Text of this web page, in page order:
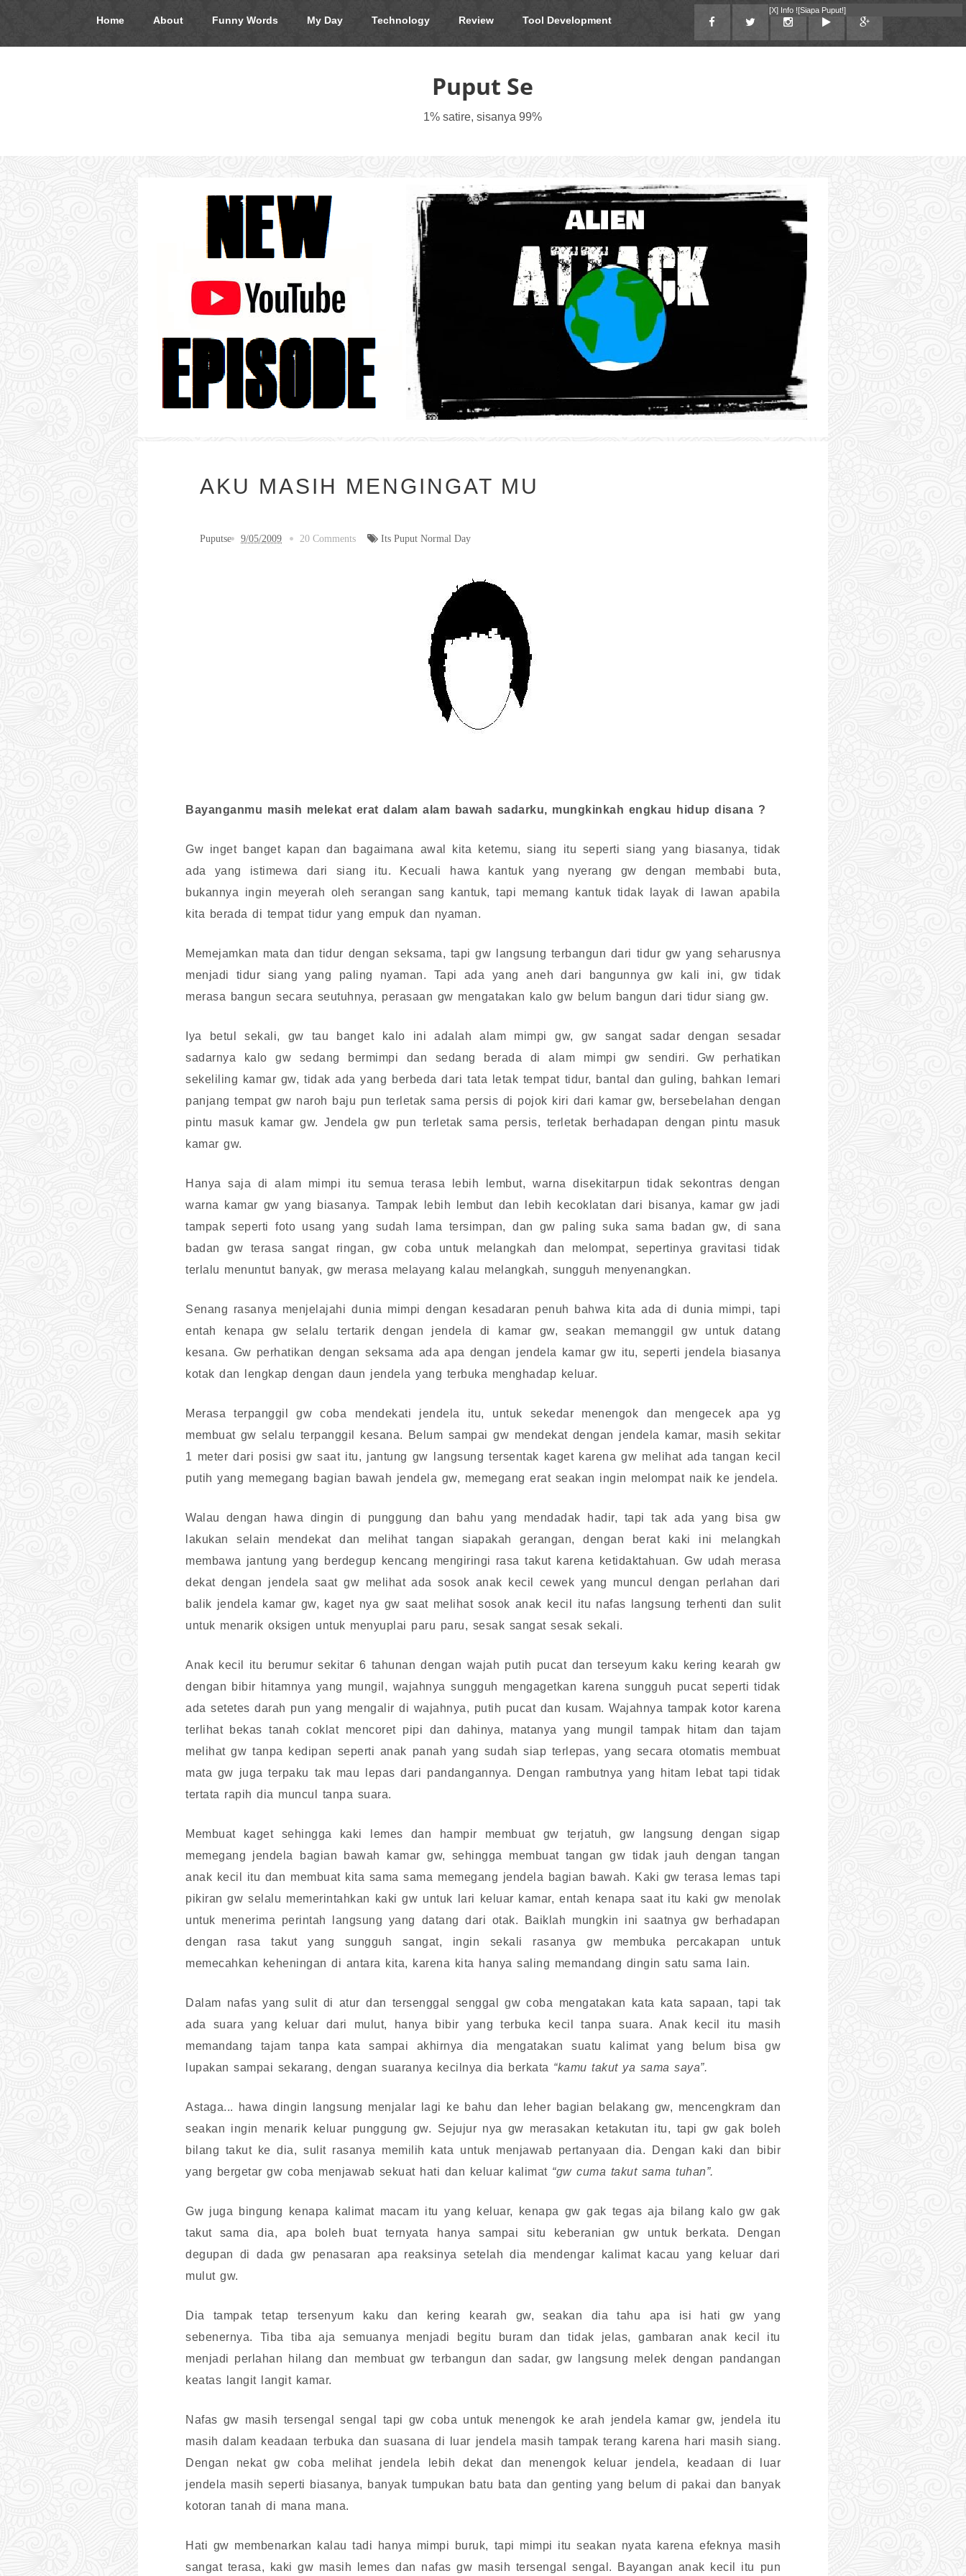
Home About Funny Words My Day Technology Review Tool Development
Puput Se
1% satire, sisanya 99%
AKU MASIH MENGINGAT MU
Puputse 9/05/2009 20 Comments Its Puput Normal Day
Bayanganmu masih melekat erat dalam alam bawah sadarku, mungkinkah engkau hidup disana ?
Gw inget banget kapan dan bagaimana awal kita ketemu, siang itu seperti siang yang biasanya, tidak
ada yang istimewa dari siang itu. Kecuali hawa kantuk yang nyerang gw dengan membabi buta,
bukannya ingin meyerah oleh serangan sang kantuk, tapi memang kantuk tidak layak di lawan apabila
kita berada di tempat tidur yang empuk dan nyaman.
Memejamkan mata dan tidur dengan seksama, tapi gw langsung terbangun dari tidur gw yang seharusnya
menjadi tidur siang yang paling nyaman. Tapi ada yang aneh dari bangunnya gw kali ini, gw tidak
merasa bangun secara seutuhnya, perasaan gw mengatakan kalo gw belum bangun dari tidur siang gw.
Iya betul sekali, gw tau banget kalo ini adalah alam mimpi gw, gw sangat sadar dengan sesadar
sadarnya kalo gw sedang bermimpi dan sedang berada di alam mimpi gw sendiri. Gw perhatikan
sekeliling kamar gw, tidak ada yang berbeda dari tata letak tempat tidur, bantal dan guling, bahkan lemari
panjang tempat gw naroh baju pun terletak sama persis di pojok kiri dari kamar gw, bersebelahan dengan
pintu masuk kamar gw. Jendela gw pun terletak sama persis, terletak berhadapan dengan pintu masuk
kamar gw.
Hanya saja di alam mimpi itu semua terasa lebih lembut, warna disekitarpun tidak sekontras dengan
warna kamar gw yang biasanya. Tampak lebih lembut dan lebih kecoklatan dari bisanya, kamar gw jadi
tampak seperti foto usang yang sudah lama tersimpan, dan gw paling suka sama badan gw, di sana
badan gw terasa sangat ringan, gw coba untuk melangkah dan melompat, sepertinya gravitasi tidak
terlalu menuntut banyak, gw merasa melayang kalau melangkah, sungguh menyenangkan.
Senang rasanya menjelajahi dunia mimpi dengan kesadaran penuh bahwa kita ada di dunia mimpi, tapi
entah kenapa gw selalu tertarik dengan jendela di kamar gw, seakan memanggil gw untuk datang
kesana. Gw perhatikan dengan seksama ada apa dengan jendela kamar gw itu, seperti jendela biasanya
kotak dan lengkap dengan daun jendela yang terbuka menghadap keluar.
Merasa terpanggil gw coba mendekati jendela itu, untuk sekedar menengok dan mengecek apa yg
membuat gw selalu terpanggil kesana. Belum sampai gw mendekat dengan jendela kamar, masih sekitar
1 meter dari posisi gw saat itu, jantung gw langsung tersentak kaget karena gw melihat ada tangan kecil
putih yang memegang bagian bawah jendela gw, memegang erat seakan ingin melompat naik ke jendela.
Walau dengan hawa dingin di punggung dan bahu yang mendadak hadir, tapi tak ada yang bisa gw
lakukan selain mendekat dan melihat tangan siapakah gerangan, dengan berat kaki ini melangkah
membawa jantung yang berdegup kencang mengiringi rasa takut karena ketidaktahuan. Gw udah merasa
dekat dengan jendela saat gw melihat ada sosok anak kecil cewek yang muncul dengan perlahan dari
balik jendela kamar gw, kaget nya gw saat melihat sosok anak kecil itu nafas langsung terhenti dan sulit
untuk menarik oksigen untuk menyuplai paru paru, sesak sangat sesak sekali.
Anak kecil itu berumur sekitar 6 tahunan dengan wajah putih pucat dan terseyum kaku kering kearah gw
dengan bibir hitamnya yang mungil, wajahnya sungguh mengagetkan karena sungguh pucat seperti tidak
ada setetes darah pun yang mengalir di wajahnya, putih pucat dan kusam. Wajahnya tampak kotor karena
terlihat bekas tanah coklat mencoret pipi dan dahinya, matanya yang mungil tampak hitam dan tajam
melihat gw tanpa kedipan seperti anak panah yang sudah siap terlepas, yang secara otomatis membuat
mata gw juga terpaku tak mau lepas dari pandangannya. Dengan rambutnya yang hitam lebat tapi tidak
tertata rapih dia muncul tanpa suara.
Membuat kaget sehingga kaki lemes dan hampir membuat gw terjatuh, gw langsung dengan sigap
memegang jendela bagian bawah kamar gw, sehingga membuat tangan gw tidak jauh dengan tangan
anak kecil itu dan membuat kita sama sama memegang jendela bagian bawah. Kaki gw terasa lemas tapi
pikiran gw selalu memerintahkan kaki gw untuk lari keluar kamar, entah kenapa saat itu kaki gw menolak
untuk menerima perintah langsung yang datang dari otak. Baiklah mungkin ini saatnya gw berhadapan
dengan rasa takut yang sungguh sangat, ingin sekali rasanya gw membuka percakapan untuk
memecahkan keheningan di antara kita, karena kita hanya saling memandang dingin satu sama lain.
Dalam nafas yang sulit di atur dan tersenggal senggal gw coba mengatakan kata kata sapaan, tapi tak
ada suara yang keluar dari mulut, hanya bibir yang terbuka kecil tanpa suara. Anak kecil itu masih
memandang tajam tanpa kata sampai akhirnya dia mengatakan suatu kalimat yang belum bisa gw
lupakan sampai sekarang, dengan suaranya kecilnya dia berkata “kamu takut ya sama saya”.
Astaga... hawa dingin langsung menjalar lagi ke bahu dan leher bagian belakang gw, mencengkram dan
seakan ingin menarik keluar punggung gw. Sejujur nya gw merasakan ketakutan itu, tapi gw gak boleh
bilang takut ke dia, sulit rasanya memilih kata untuk menjawab pertanyaan dia. Dengan kaki dan bibir
yang bergetar gw coba menjawab sekuat hati dan keluar kalimat “gw cuma takut sama tuhan”.
Gw juga bingung kenapa kalimat macam itu yang keluar, kenapa gw gak tegas aja bilang kalo gw gak
takut sama dia, apa boleh buat ternyata hanya sampai situ keberanian gw untuk berkata. Dengan
degupan di dada gw penasaran apa reaksinya setelah dia mendengar kalimat kacau yang keluar dari
mulut gw.
Dia tampak tetap tersenyum kaku dan kering
kearah gw, seakan dia tahu apa isi hati gw yang
sebenernya. Tiba tiba aja semuanya menjadi begitu buram dan tidak jelas, gambaran anak kecil itu
menjadi perlahan hilang dan membuat gw terbangun dan sadar, gw langsung melek dengan pandangan
keatas langit langit kamar.
Nafas gw masih tersengal sengal tapi gw coba untuk menengok ke arah jendela kamar gw, jendela itu
masih dalam keadaan terbuka dan suasana di luar jendela masih tampak terang karena hari masih siang.
Dengan nekat gw coba melihat jendela lebih dekat dan menengok keluar jendela, keadaan di luar
jendela masih seperti biasanya, banyak tumpukan batu bata dan genting yang belum di pakai dan banyak
kotoran tanah di mana mana.
Hati gw membenarkan kalau tadi hanya mimpi buruk, tapi mimpi itu seakan nyata karena efeknya masih
sangat terasa, kaki gw masih lemes dan nafas gw masih tersengal sengal. Bayangan anak kecil itu pun
[X] Info ![Siapa Puput!]